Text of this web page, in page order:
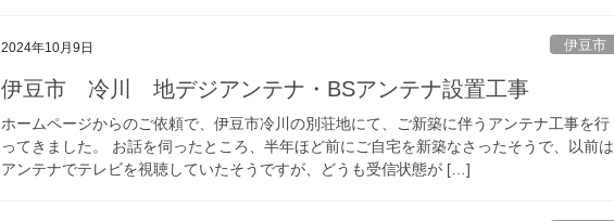
2024年10月9日 伊豆市
伊豆市 冷川 地デジアンテナ・BSアンテナ設置工事
ホームページからのご依頼で、伊豆市冷川の別荘地にて、ご新築に伴うアンテナ工事を行
ってきました。 お話を伺ったところ、半年ほど前にご自宅を新築なさったそうで、以前は
アンテナでテレビを視聴していたそうですが、どうも受信状態が […]